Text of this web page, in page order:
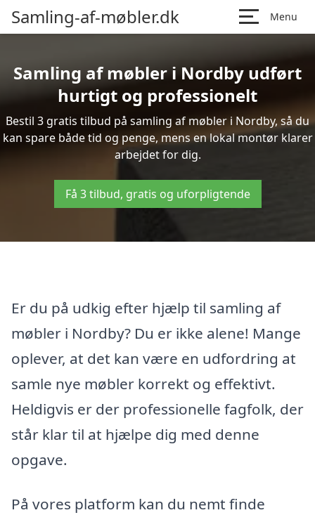
Samling-af-møbler.dk Menu
Samling af møbler i Nordby udført
hurtigt og professionelt
Bestil 3 gratis tilbud på samling af møbler i Nordby, så du
kan spare både tid og penge, mens en lokal montør klarer
arbejdet for dig.
Få 3 tilbud, gratis og uforpligtende
Er du på udkig efter hjælp til samling af
møbler i Nordby? Du er ikke alene! Mange
oplever, at det kan være en udfordring at
samle nye møbler korrekt og effektivt.
Heldigvis er der professionelle fagfolk, der
står klar til at hjælpe dig med denne
opgave.
På vores platform kan du nemt finde